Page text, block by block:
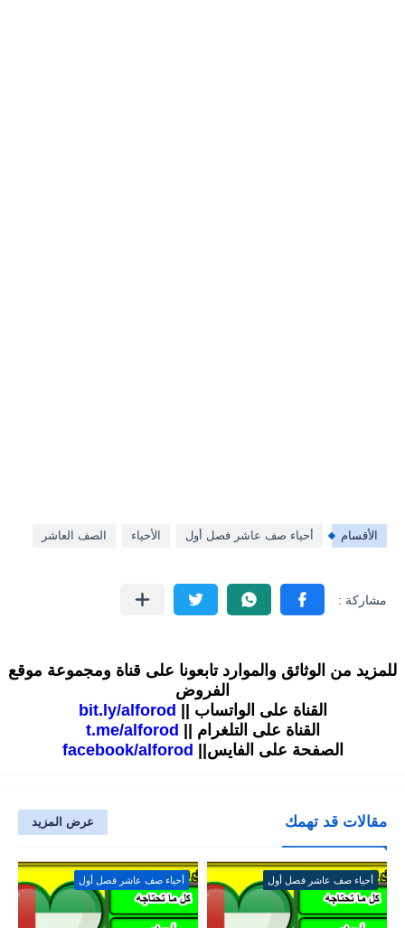
الأقسام أحياء صف عاشر فصل أول الأحياء الصف العاشر
للمزيد من الوثائق والموارد تابعونا على قناة ومجموعة موقع
الفروض
القناة على الواتساب ||
bit.ly/alforod
القناة على التلغرام ||
t.me/alforod
الصفحة على الفايس||
facebook/alforod
مقالات قد تهمك عرض المزيد
أحياء صف عاشر فصل أول أحياء صف عاشر فصل أول